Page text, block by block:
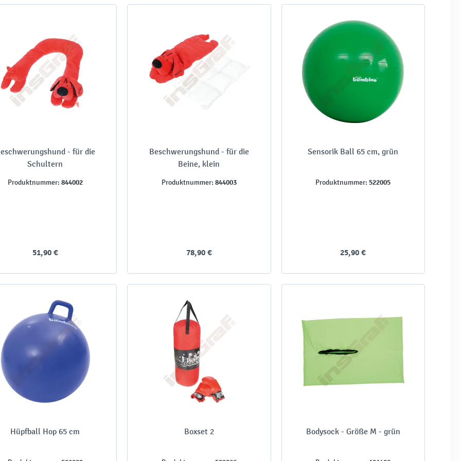
- für die
Schultern
Produktnummer: 844002
51,90 €
Beschwerungshund - für die
Beine, klein
Produktnummer: 844003
78,90 €
Sensorik Ball 65 cm, grün
Produktnummer: 522005
25,90 €
Hüpfball Hop 65 cm Boxset 2 Bodysock - Größe M - grün